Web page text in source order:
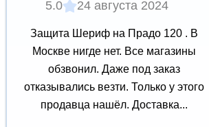
5.0 24 августа 2024
Защита Шериф на Прадо 120 . В
Москве нигде нет. Все магазины
обзвонил. Даже под заказ
отказывались везти. Только у этого
продавца нашёл. Доставка...